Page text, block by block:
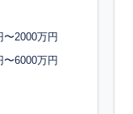
〜2000万円
〜6000万円